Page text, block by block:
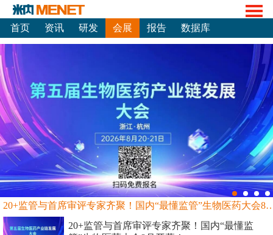
首页 资讯 研发 会展 报告 数据库
20+监管与首席审评专家齐聚！国内“最
20+监管与首席审评专家齐聚！国内“最懂监